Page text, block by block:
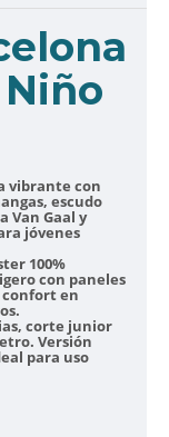
vibrante con
escudo
Van Gaal y
jóvenes
100%
con paneles
en
corte junior
Versión
para uso